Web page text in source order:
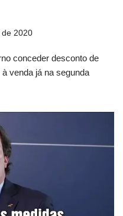
de 2020
conceder desconto de
venda já na segunda